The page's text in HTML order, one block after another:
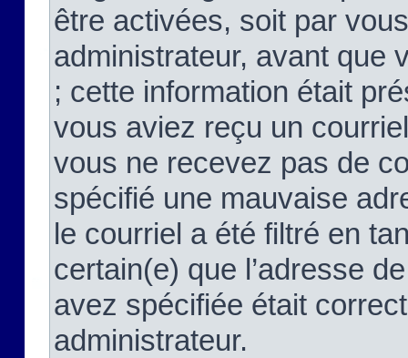
être activées, soit par
administrateur, avant que
; cette information était
vous aviez reçu un
vous ne recevez pas de
spécifié une mauvaise
le courriel a été filtré en
certain(e) que l’adresse
avez spécifiée était
administrateur.